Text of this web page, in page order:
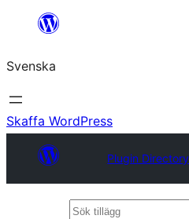
Hoppa
innehåll
Svenska
Skaffa WordPress
Plugin Directory
Sök